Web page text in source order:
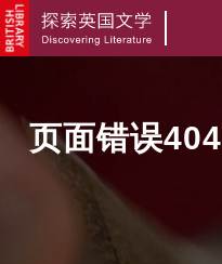
页面错误404